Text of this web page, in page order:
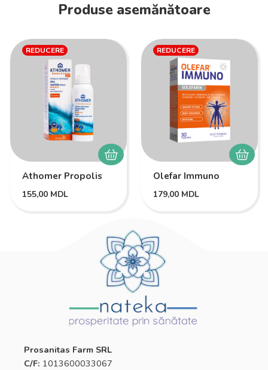
Produse asemănătoare
REDUCERE
Athomer Propolis
155,00 MDL
REDUCERE
Olefar Immuno
179,00 MDL
Prosanitas Farm SRL
C/F: 1013600033067